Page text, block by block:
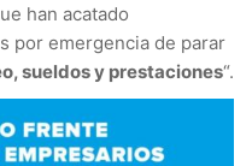
han acatado
por emergencia de parar
sueldos y prestaciones“.